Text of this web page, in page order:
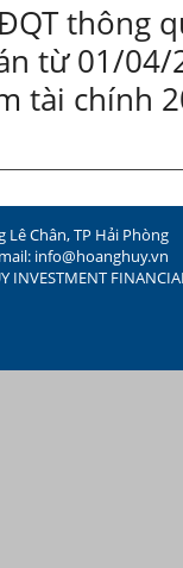
thông
từ 01/
tài chính
Chân, TP Hải Phòng
info@hoanghuy.vn
FINANCIAL